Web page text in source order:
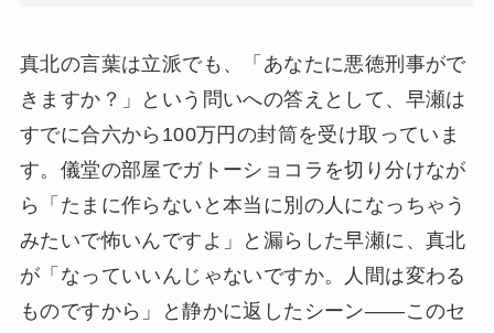
真北の言葉は立派でも、「あなたに悪徳刑事がで
きますか？」という問いへの答えとして、早瀬は
すでに合六から100万円の封筒を受け取っていま
す。儀堂の部屋でガトーショコラを切り分けなが
ら「たまに作らないと本当に別の人になっちゃう
みたいで怖いんですよ」と漏らした早瀬に、真北
が「なっていいんじゃないですか。人間は変わる
ものですから」と静かに返したシーン——このセ